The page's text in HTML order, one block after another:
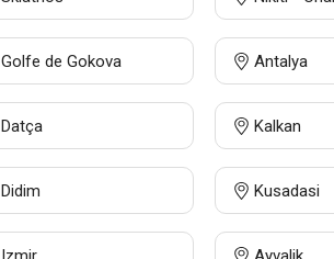
Golfe de Gokova Antalya
Datça Kalkan
Didim Kusadasi